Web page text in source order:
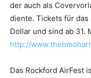
der auch als
diente. Tickets für
Dollar und sind ab 31.
http://
Das Rockford AirFest